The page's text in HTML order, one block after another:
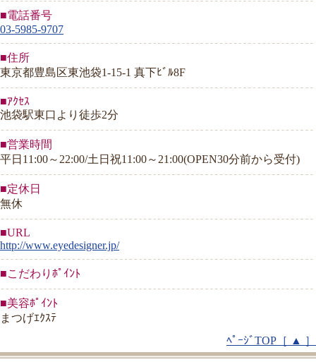
■電話番号
03-5985-9707
■住所
東京都豊島区東池袋1-15-1 真下ﾋﾞﾙ8F
■ｱｸｾｽ
池袋駅東口より徒歩2分
■営業時間
平日11:00～22:00/土日祝11:00～21:00(OPEN30分前から受付)
■定休日
無休
■URL
http://www.eyedesigner.jp/
■こだわりﾎﾟｲﾝﾄ
■美容ﾎﾟｲﾝﾄ
まつげｴｸｽﾃ
ﾍﾟｰｼﾞTOP［ ▲ ］